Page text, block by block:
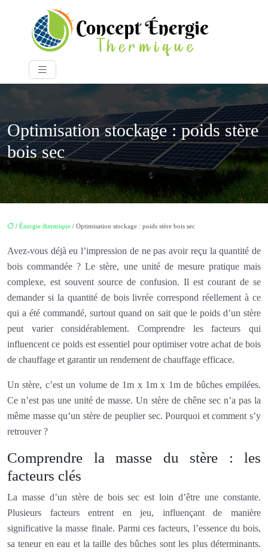
Optimisation stockage : poids stère
bois sec
/ Énergie thermique / Optimisation stockage : poids stère bois sec
Avez-vous déjà eu l’impression de ne pas avoir reçu la quantité de
bois commandée ? Le stère, une unité de mesure pratique mais
complexe, est souvent source de confusion. Il est courant de se
demander si la quantité de bois livrée correspond réellement à ce
qui a été commandé, surtout quand on sait que le poids d’un stère
peut varier considérablement. Comprendre les facteurs qui
influencent ce poids est essentiel pour optimiser votre achat de bois
de chauffage et garantir un rendement de chauffage efficace.
Un stère, c’est un volume de 1m x 1m x 1m de bûches empilées.
Ce n’est pas une unité de masse. Un stère de chêne sec n’a pas la
même masse qu’un stère de peuplier sec. Pourquoi et comment s’y
retrouver ?
Comprendre la masse du stère : les
facteurs clés
La masse d’un stère de bois sec est loin d’être une constante.
Plusieurs facteurs entrent en jeu, influençant de manière
significative la masse finale. Parmi ces facteurs, l’essence du bois,
sa teneur en eau et la taille des bûches sont les plus déterminants.